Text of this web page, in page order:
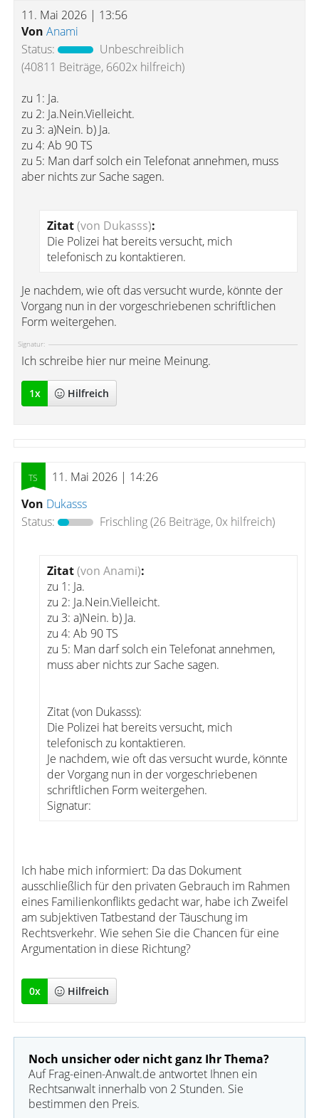
11. Mai 2026 | 13:56
Von Anami
Status:
Unbeschreiblich
(40811 Beiträge, 6602x hilfreich)
zu 1: Ja.
zu 2: Ja.Nein.Vielleicht.
zu 3: a)Nein. b) Ja.
zu 4: Ab 90 TS
zu 5: Man darf solch ein Telefonat annehmen, muss
aber nichts zur Sache sagen.
Zitat(von Dukasss):
Die Polizei hat bereits versucht, mich
telefonisch zu kontaktieren.
Je nachdem, wie oft das versucht wurde, könnte der
Vorgang nun in der vorgeschriebenen schriftlichen
Form weitergehen.
Signatur:
Ich schreibe hier nur meine Meinung.
1x Hilfreich
11. Mai 2026 | 14:26
Von Dukasss
Status:
Frischling(26 Beiträge, 0x hilfreich)
Zitat(von Anami):
zu 1: Ja.
zu 2: Ja.Nein.Vielleicht.
zu 3: a)Nein. b) Ja.
zu 4: Ab 90 TS
zu 5: Man darf solch ein Telefonat annehmen,
muss aber nichts zur Sache sagen.
Zitat (von Dukasss):
Die Polizei hat bereits versucht, mich
telefonisch zu kontaktieren.
Je nachdem, wie oft das versucht wurde, könnte
der Vorgang nun in der vorgeschriebenen
schriftlichen Form weitergehen.
Signatur:
Ich habe mich informiert: Da das Dokument
ausschließlich für den privaten Gebrauch im Rahmen
eines Familienkonflikts gedacht war, habe ich Zweifel
am subjektiven Tatbestand der Täuschung im
Rechtsverkehr. Wie sehen Sie die Chancen für eine
Argumentation in diese Richtung?
0x Hilfreich
Noch unsicher oder nicht ganz Ihr Thema?
Auf Frag-einen-Anwalt.de antwortet Ihnen ein
Rechtsanwalt innerhalb von 2 Stunden. Sie
bestimmen den Preis.